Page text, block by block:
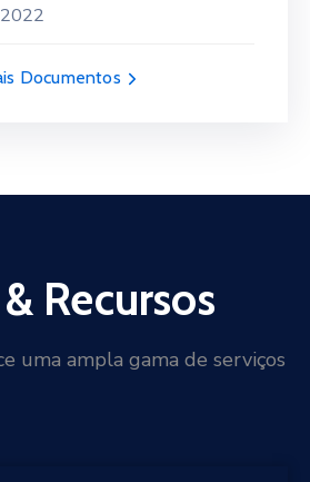
Documentos
Recursos
uma ampla gama de serviços